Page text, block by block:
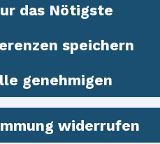
gut mit Daten
wie können wir
denkt.
im
das Nötigste
speichern
genehmigen
widerrufen